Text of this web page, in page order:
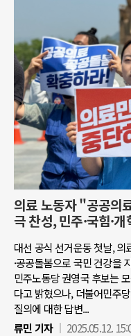
의료 노동자 "공공의
극 찬성, 민주·국힘·
대선 공식 선거운동 첫날,
·공공돌봄으로 국민 건강을
민주노동당 권영국 후보는
다고 밝혔으나, 더불어민주
질의에 대한 답변...
류민 기자
2025.05.12.